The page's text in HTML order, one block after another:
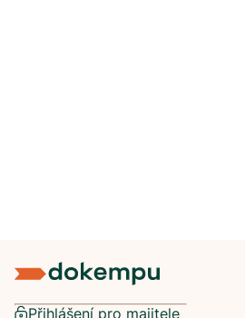
Přihlášení pro majitele